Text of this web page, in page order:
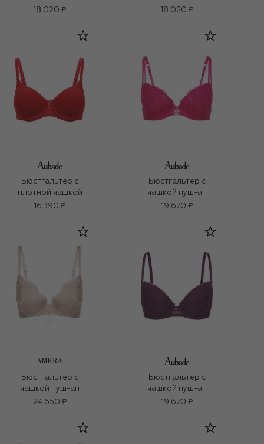
18 020 ₽
18 020 ₽
Бюстгальтер с
плотной чашкой
16 390 ₽
Бюстгальтер с
чашкой пуш-ап
19 670 ₽
AMBRA
Бюстгальтер с
чашкой пуш-ап
24 650 ₽
Бюстгальтер с
чашкой пуш-ап
19 670 ₽